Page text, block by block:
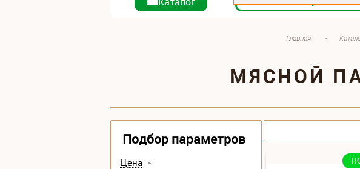
Главная •
МЯСНОЙ
Подбор параметров
Цена